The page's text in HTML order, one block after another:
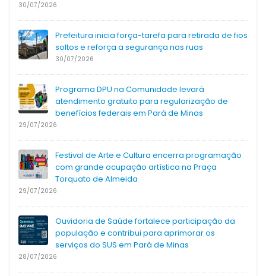
30/07/2026
Prefeitura inicia força-tarefa para retirada de fios
soltos e reforça a segurança nas ruas
30/07/2026
Programa DPU na Comunidade levará
atendimento gratuito para regularização de
benefícios federais em Pará de Minas
29/07/2026
Festival de Arte e Cultura encerra programação
com grande ocupação artística na Praça
Torquato de Almeida
29/07/2026
Ouvidoria de Saúde fortalece participação da
população e contribui para aprimorar os
serviços do SUS em Pará de Minas
28/07/2026